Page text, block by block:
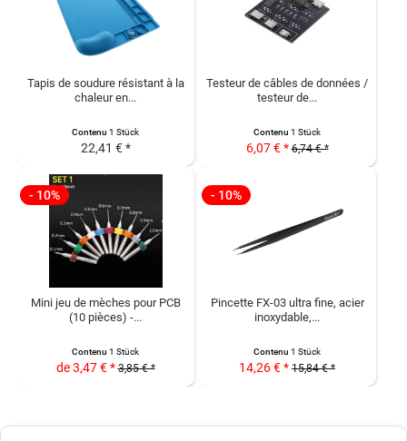
Tapis de soudure résistant à la
chaleur en...
Contenu 1 Stück
22,41 € *
Testeur de câbles de données /
testeur de...
Contenu 1 Stück
6,07 € * 6,74 € *
- 10%
Mini jeu de mèches pour PCB
(10 pièces) -...
Contenu 1 Stück
de 3,47 € * 3,85 € *
- 10%
Pincette FX-03 ultra fine, acier
inoxydable,...
Contenu 1 Stück
14,26 € * 15,84 € *